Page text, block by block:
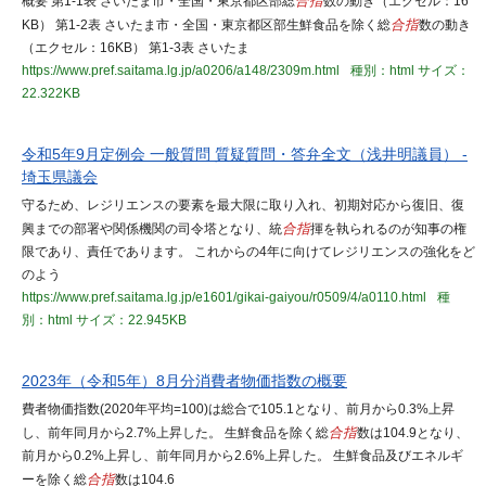
KB） 第1-2表 さいたま市・全国・東京都区部生鮮食品を除く総合指数の動き
（エクセル：16KB） 第1-3表 さいたま
https://www.pref.saitama.lg.jp/a0206/a148/2309m.html
種別：html サイズ：
22.322KB
令和5年9月定例会 一般質問 質疑質問・答弁全文（浅井明議員） -
埼玉県議会
守るため、レジリエンスの要素を最大限に取り入れ、初期対応から復旧、復
興までの部署や関係機関の司令塔となり、統合指揮を執られるのが知事の権
限であり、責任であります。 これからの4年に向けてレジリエンスの強化をど
のよう
https://www.pref.saitama.lg.jp/e1601/gikai-gaiyou/r0509/4/a0110.html
種
別：html サイズ：22.945KB
2023年（令和5年）8月分消費者物価指数の概要
費者物価指数(2020年平均=100)は総合で105.1となり、前月から0.3%上昇
し、前年同月から2.7%上昇した。 生鮮食品を除く総合指数は104.9となり、
前月から0.2%上昇し、前年同月から2.6%上昇した。 生鮮食品及びエネルギ
ーを除く総合指数は104.6